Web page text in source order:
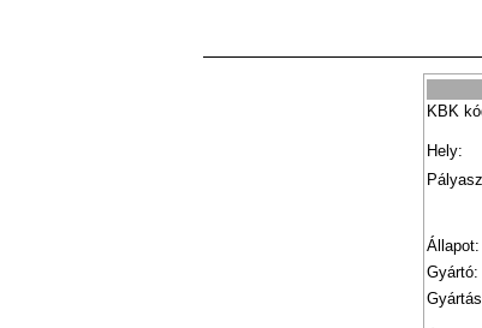
KBK
Hely:
Állapot:
Gyártó: